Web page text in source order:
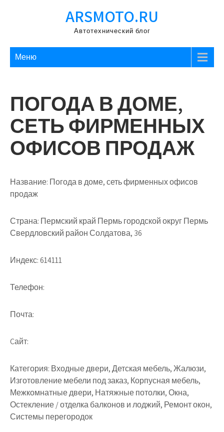
ARSMOTO.RU
Автотехнический блог
Меню
ПОГОДА В ДОМЕ,
СЕТЬ ФИРМЕННЫХ
ОФИСОВ ПРОДАЖ
Название: Погода в доме, сеть фирменных офисов
продаж
Страна: Пермский край Пермь городской округ Пермь
Свердловский район Солдатова, 36
Индекс:614111
Телефон:
Почта:
Cайт:
Категория: Входные двери, Детская мебель, Жалюзи,
Изготовление мебели под заказ, Корпусная мебель,
Межкомнатные двери, Натяжные потолки, Окна,
Остекление / отделка балконов и лоджий, Ремонт окон,
Системы перегородок